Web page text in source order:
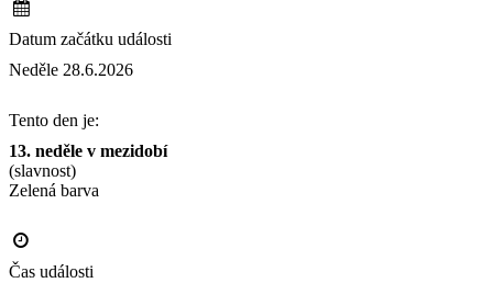
Datum začátku události
Neděle 28.6.2026
Tento den je:
13. neděle v mezidobí
(slavnost)
Zelená barva
Čas události